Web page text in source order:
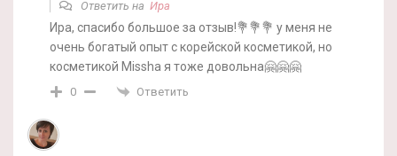
Ответить на Ира
Ира, спасибо большое за отзыв!💐💐💐 у меня не
очень богатый опыт с корейской косметикой, но
косметикой Missha я тоже довольна🤗🤗🤗
0 Ответить